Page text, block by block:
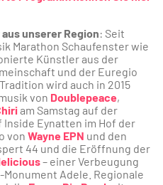
unserer Region: Seit
Marathon Schaufenster wie
Künstler aus der
und der Euregio
wird auch in 2015
von Doublepeace,
am Samstag auf der
Eynatten im Hof der
von Wayne EPN und den
44 und die Eröffnung der
– einer Verbeugung
Adele. Regionale